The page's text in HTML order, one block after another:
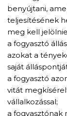
benyújtani,
teljesítésének
meg kell
a fogyasztó
azokat a
saját
a fogyasztó
vitát
vállalkozással;
a fogyasztónak